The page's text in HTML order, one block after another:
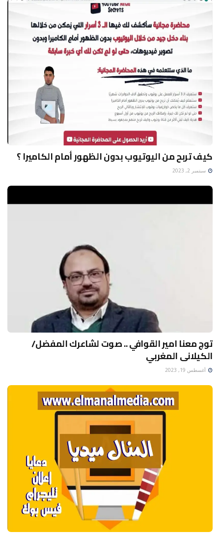
كيف تربح من اليوتيوب بدون الظهور أمام الكاميرا ؟
سبتمبر 2, 2023
توج معنا امير القوافي .. صوت لشاعرك المفضل/
الكيلانى المغربي
أغسطس 19, 2023